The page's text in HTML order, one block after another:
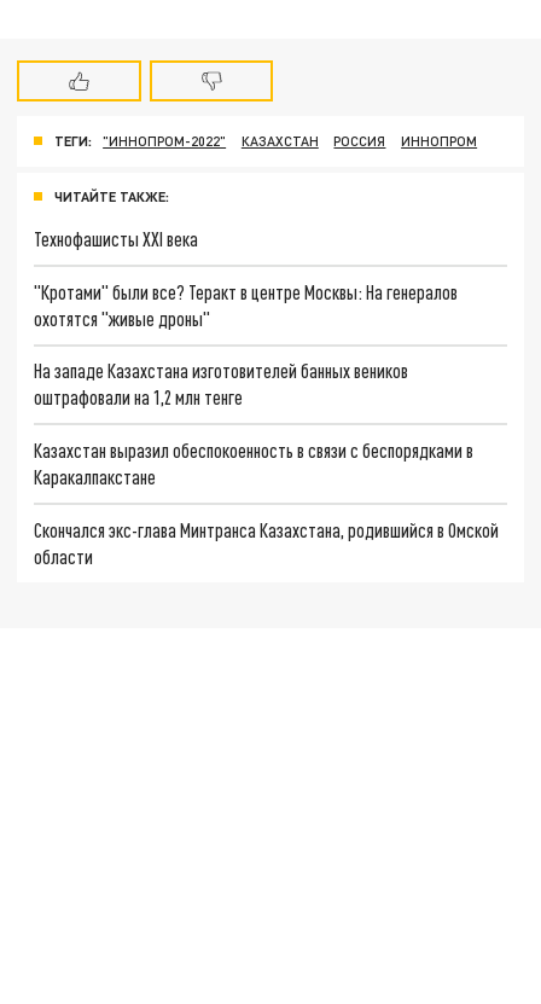
ТЕГИ: "ИННОПРОМ-2022" КАЗАХСТАН РОССИЯ ИННОПРОМ
ЧИТАЙТЕ ТАКЖЕ:
Технофашисты XXI века
"Кротами" были все? Теракт в центре Москвы: На генералов
охотятся "живые дроны"
На западе Казахстана изготовителей банных веников
оштрафовали на 1,2 млн тенге
Казахстан выразил обеспокоенность в связи с беспорядками в
Каракалпакстане
Скончался экс-глава Минтранса Казахстана, родившийся в Омской
области